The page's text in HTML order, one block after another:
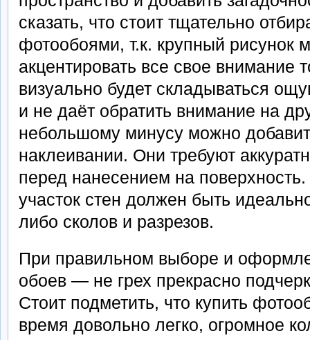
сказать, что стоит тщательно
фотообоями, т.к. крупный рисунок
акцентировать все свое внимание
визуально будет складываться
и не даёт обратить внимание на
небольшому минусу можно
наклеивании. Они требуют
перед нанесением на
участок стен должен быть
либо сколов и разрезов.
При правильном выборе и
обоев — не грех прекрасно
Стоит подметить, что купить
время довольно легко, огромное